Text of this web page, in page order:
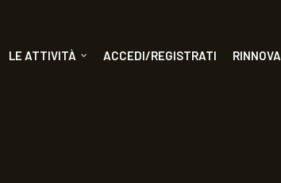
LE ATTIVITÀ ACCEDI/REGISTRATI RINNOVA